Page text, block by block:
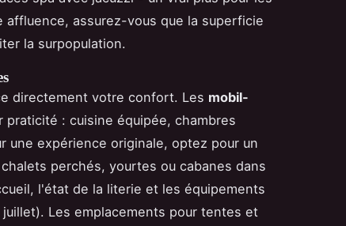
assurez-vous que la superficie
la surpopulation.
directement votre confort. Les mobil-
: cuisine équipée, chambres
une expérience originale, optez pour un
perchés, yourtes ou cabanes dans
l'état de la literie et les équipements
Les emplacements pour tentes et